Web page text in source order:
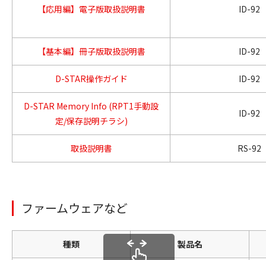
【応用編】電子版取扱説明書 ID-92
【基本編】冊子版取扱説明書 ID-92
D-STAR操作ガイド ID-92
D-STAR Memory Info (RPT1手動設
定/保存説明チラシ)
ID-92
取扱説明書 RS-92
ファームウェアなど
種類 製品名